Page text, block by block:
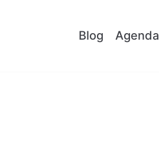
Blog Agenda